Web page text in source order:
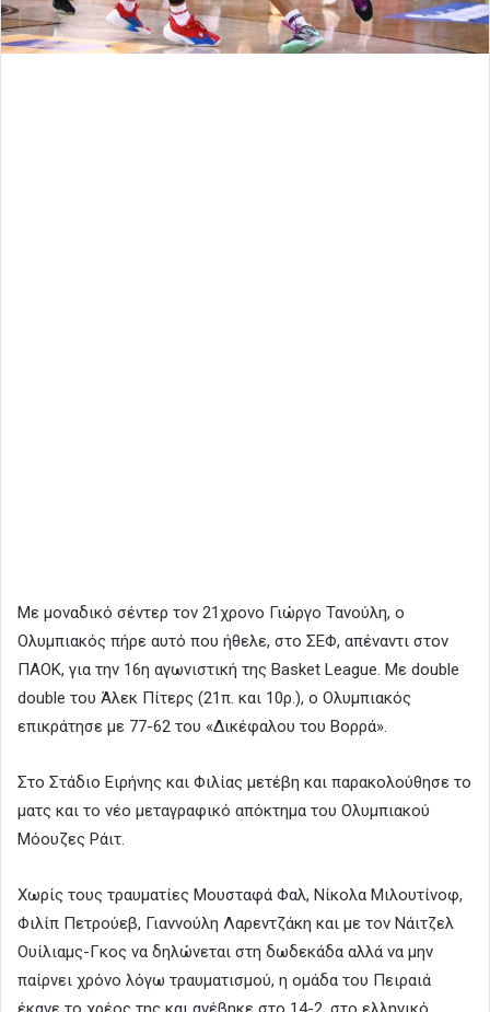
Με μοναδικό σέντερ τον 21χρονο Γιώργο Τανούλη, ο
Ολυμπιακός πήρε αυτό που ήθελε, στο ΣΕΦ, απέναντι στον
ΠΑΟΚ, για την 16η αγωνιστική της Basket League. Με double
double του Άλεκ Πίτερς (21π. και 10ρ.), ο Ολυμπιακός
επικράτησε με 77-62 του «Δικέφαλου του Βορρά».
Στο Στάδιο Ειρήνης και Φιλίας μετέβη και παρακολούθησε το
ματς και το νέο μεταγραφικό απόκτημα του Ολυμπιακού
Μόουζες Ράιτ.
Χωρίς τους τραυματίες Μουσταφά Φαλ, Νίκολα Μιλουτίνοφ,
Φιλίπ Πετρούεβ, Γιαννούλη Λαρεντζάκη και με τον Νάιτζελ
Ουίλιαμς-Γκος να δηλώνεται στη δωδεκάδα αλλά να μην
παίρνει χρόνο λόγω τραυματισμού, η ομάδα του Πειραιά